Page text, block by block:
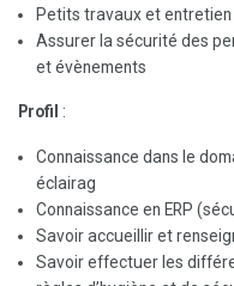
Petits travaux et
Assurer la sécurité des
et évènements
Profil :
Connaissance dans le
éclairag
Connaissance en ERP
Savoir accueillir et
Savoir effectuer les